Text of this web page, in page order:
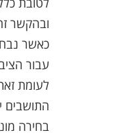
ובהקשר
כאשר
עבור
לעומת
התושבים
בחירה